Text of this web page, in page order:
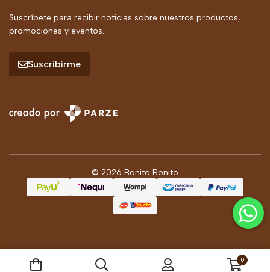
Suscríbete para recibir noticias sobre nuestros productos,
promociones y eventos.
Suscribirme
© 2026 Bonito Bonito
0